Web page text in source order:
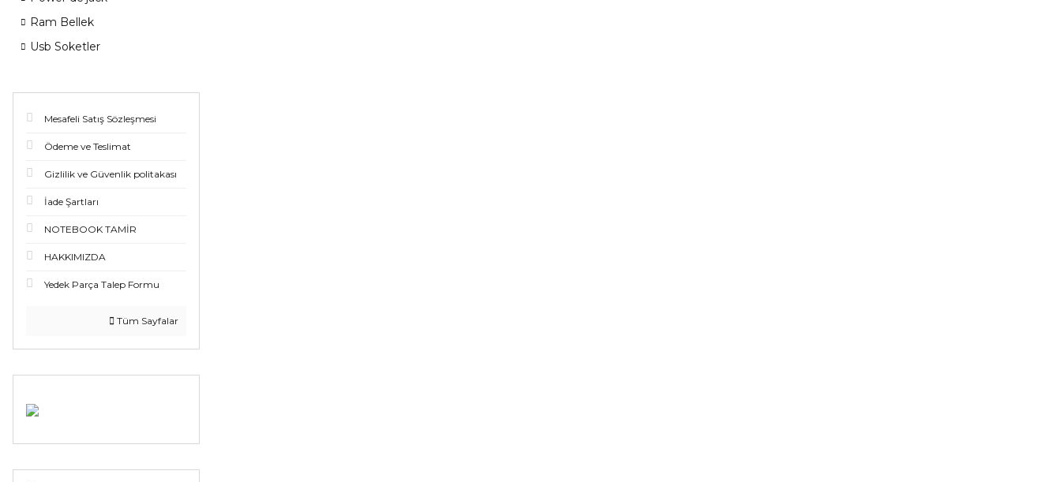
Ram Bellek
Usb Soketler
Mesafeli Satış Sözleşmesi
Ödeme ve Teslimat
Gizlilik ve Güvenlik politakası
İade Şartları
NOTEBOOK TAMİR
HAKKIMIZDA
Yedek Parça Talep Formu
Tüm Sayfalar